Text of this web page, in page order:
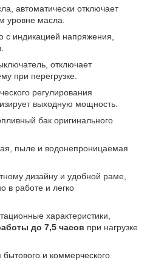
автоматически отключает
уровне масла.
с индикацией напряжения,
отключает
при перегрузке.
регулирования
выходную мощность.
бак оригинального
пыле и водонепроницаемая
дизайну и удобной раме,
в работе и легко
характеристики,
до 7,5 часов при нагрузке
и коммерческого